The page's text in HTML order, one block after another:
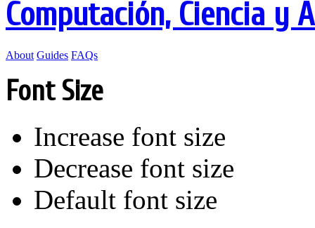
Computación, Ciencia y
About Guides FAQs
Font Size
Increase font size
Decrease font size
Default font size